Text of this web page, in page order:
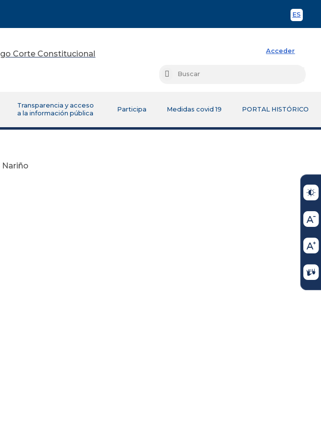
ES
Acceder
Buscar
Transparencia y acceso
a la información pública
Participa Medidas covid 19 PORTAL HISTÓRICO
Nariño